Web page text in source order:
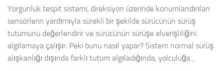
Yorgunluk tespit sistemi, direksiyon üzerinde konumlandırılan
sensörlerin yardımıyla sürekli bir şekilde sürücünün sürüş
tutumunu değerlendirir ve sürücünün sürüşe elverişliliğini
algılamaya çalışır. Peki bunu nasıl yapar? Sistem normal sürüş
alışkanlığı dışında farklı tutum algıladığında, yolculuğa...